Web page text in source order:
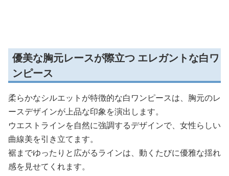
優美な胸元レースが際立つ エレガントな白ワ
ンピース
柔らかなシルエットが特徴的な白ワンピースは、胸元のレ
ースデザインが上品な印象を演出します。
ウエストラインを自然に強調するデザインで、女性らしい
曲線美を引き立てます。
裾までゆったりと広がるラインは、動くたびに優雅な揺れ
感を見せてくれます。